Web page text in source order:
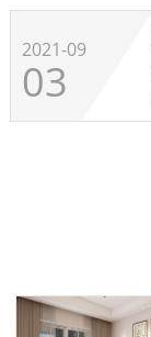
2021-09
03